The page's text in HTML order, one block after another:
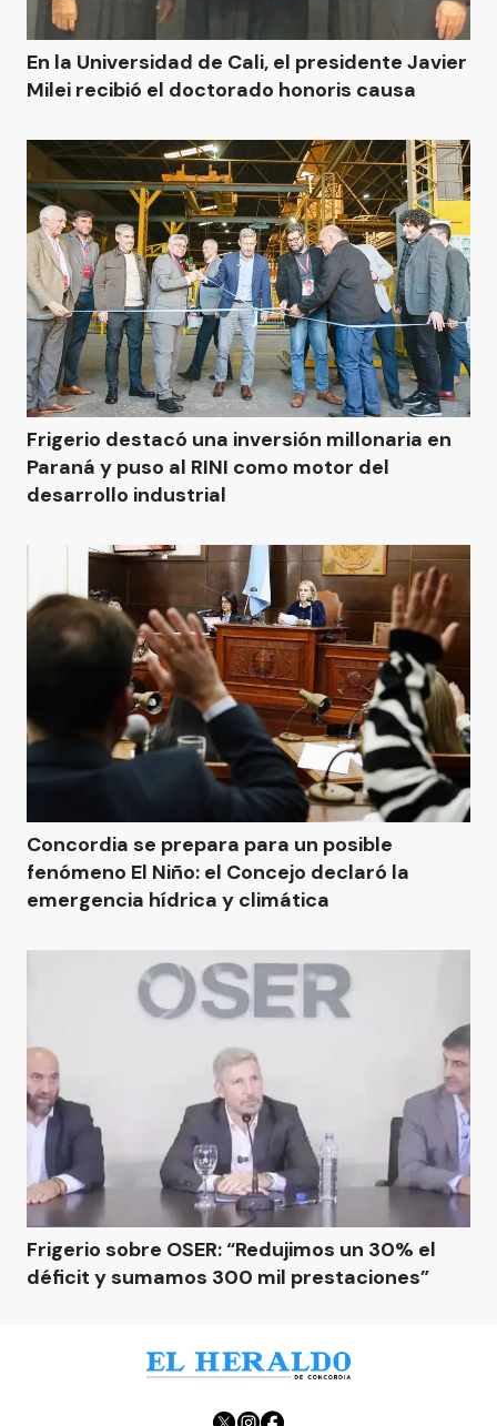
En la Universidad de Cali, el presidente Javier
Milei recibió el doctorado honoris causa
Frigerio destacó una inversión millonaria en
Paraná y puso al RINI como motor del
desarrollo industrial
Concordia se prepara para un posible
fenómeno El Niño: el Concejo declaró la
emergencia hídrica y climática
Frigerio sobre OSER: “Redujimos un 30% el
déficit y sumamos 300 mil prestaciones”